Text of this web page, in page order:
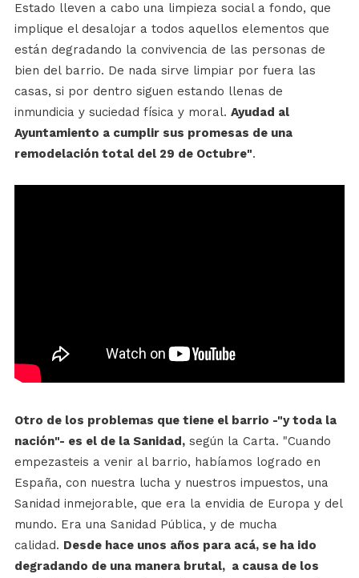
Estado lleven a cabo una limpieza social a fondo, que
implique el desalojar a todos aquellos elementos que
están degradando la convivencia de las personas de
bien del barrio. De nada sirve limpiar por fuera las
casas, si por dentro siguen estando llenas de
inmundicia y suciedad física y moral. Ayudad al
Ayuntamiento a cumplir sus promesas de una
remodelación total del 29 de Octubre".
Otro de los problemas que tiene el barrio -"y toda la
nación"- es el de la Sanidad,según la Carta. "Cuando
empezasteis a venir al barrio, habíamos logrado en
España, con nuestra lucha y nuestros impuestos, una
Sanidad inmejorable, que era la envidia de Europa y del
mundo. Era una Sanidad Pública, y de mucha
calidad. Desde hace unos años para acá, se ha ido
degradando de una manera brutal, a causa de los